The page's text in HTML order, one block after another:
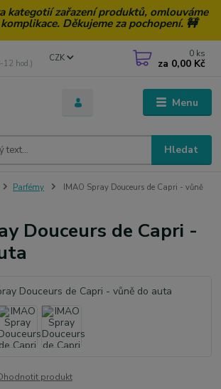
kategotií zařazení produktů, omlouváme
Děkujeme za pochopení. 🚧
Menu
CZK
Hledat
12 hod.)
0 ks
za 0,00 Kč
Parfémy
IMAO Spray Douceurs de Capri - vůně
Douceurs de Capri -
produkt